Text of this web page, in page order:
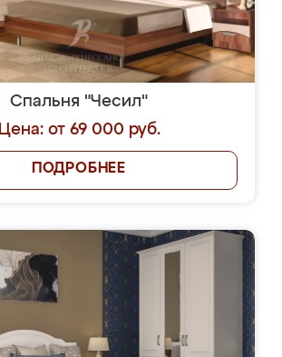
Спальня "Чесил"
Цена: от 69 000 руб.
ПОДРОБНЕЕ